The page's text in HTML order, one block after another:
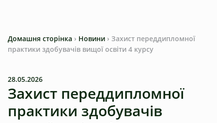
Домашня сторінка › Новини › Захист переддипломної
практики здобувачів вищої освіти 4 курсу
28.05.2026
Захист переддипломної
практики здобувачів